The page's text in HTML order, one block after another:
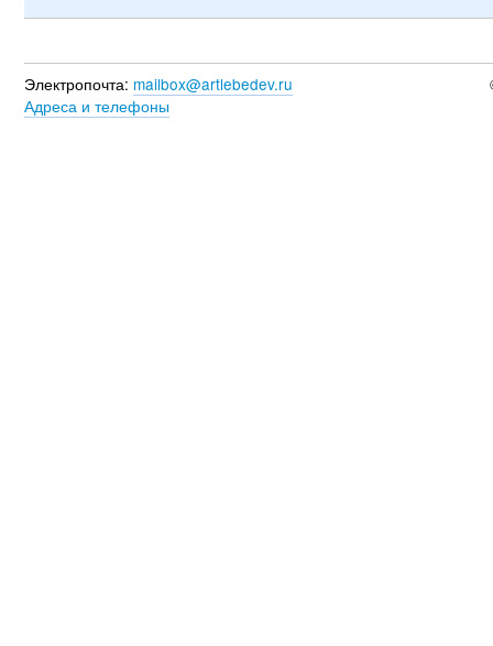
Электропочта: mailbox@artlebedev.ru
Адреса и телефоны